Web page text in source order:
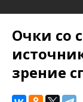
Очки со
зрение